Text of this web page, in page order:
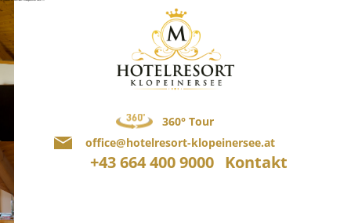
360° Tour
office@hotelresort-klopeinersee.at
+43 664 400 9000 Kontakt